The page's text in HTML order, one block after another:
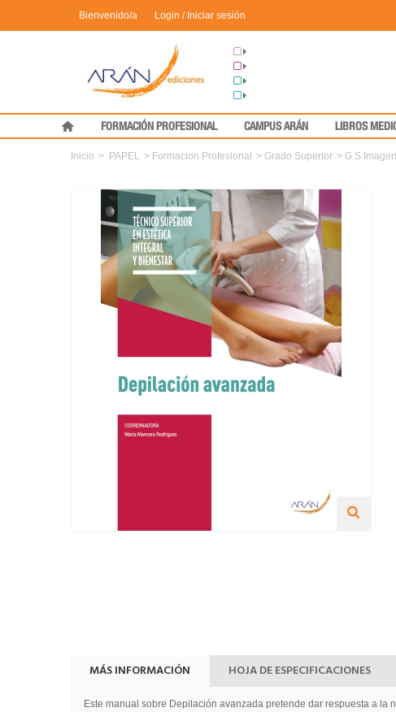
Bienvenido/a Login / Iniciar sesión
Grupo Arán
Congresos
Formación
Medical Press
FORMACIÓN PROFESIONAL CAMPUS ARÁN LIBROS
Inicio > PAPEL > Formacion Profesional > Grado Superior > G.S
MÁS INFORMACIÓN HOJA DE ESPECIFICACIONES
Este manual sobre Depilación avanzada pretende dar respuesta a